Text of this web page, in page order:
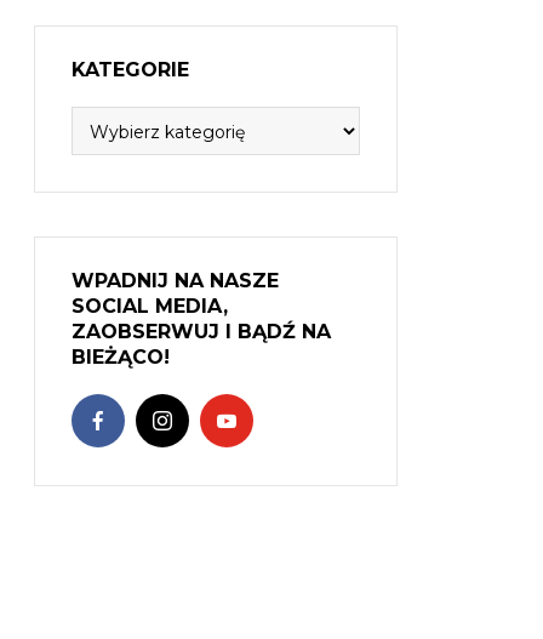
KATEGORIE
WPADNIJ NA NASZE
SOCIAL MEDIA,
ZAOBSERWUJ I BĄDŹ NA
BIEŻĄCO!